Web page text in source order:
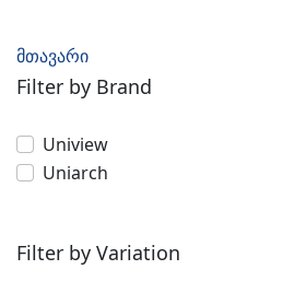
მთავარი
Filter by Brand
Uniview
Uniarch
Filter by Variation